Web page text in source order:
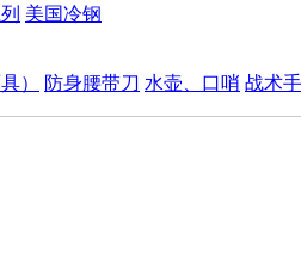
美国冷钢
） 防身腰带刀 水壶、口哨 战术